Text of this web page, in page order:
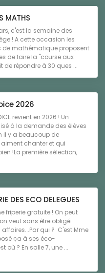
MATHS
c'est la semaine des
! A cette occasion les
de mathématique proposent
de faire la "course aux
de répondre à 30 ques ...
2026
revient en 2026 ! Un
à la demande des élèves
il y a beaucoup de
chanter et qui
!La première sélection,
DES ECO DELEGUES
friperie gratuite ! On peut
veut sans être obligé
qui ? C'est Mme
ça à ses éco-
où ? En salle 7, une ...